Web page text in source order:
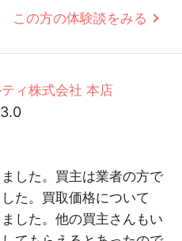
この方の体験談をみる
ィ株式会社 本店
3.0
した。買主は業者の方で
た。買取価格について
した。他の買主さんもい